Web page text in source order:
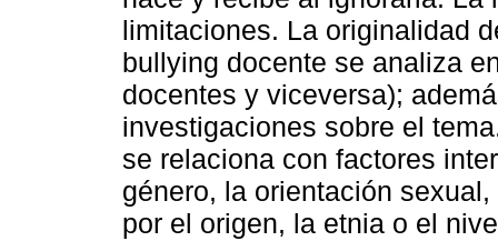
limitaciones. La originalidad
bullying docente se analiza
docentes y viceversa);
investigaciones sobre el
se relaciona con factores
género, la orientación
por el origen, la etnia o el